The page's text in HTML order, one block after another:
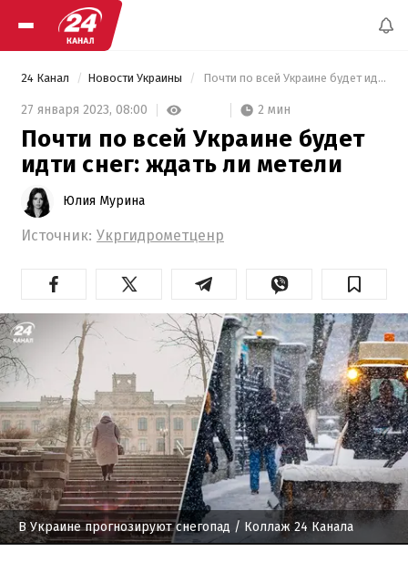
24 Канал Новости Украины Почти по всей Украине будет идти снег: ждать ли метели
27 января 2023, 08:00 2 мин
Почти по всей Украине будет
идти снег: ждать ли метели
Юлия Мурина
Источник: Укргидрометценр
В Украине прогнозируют снегопад / Коллаж 24 Канала